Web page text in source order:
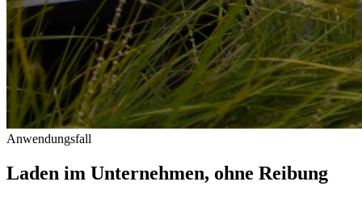
Anwendungsfall
Laden im Unternehmen, ohne Reibung